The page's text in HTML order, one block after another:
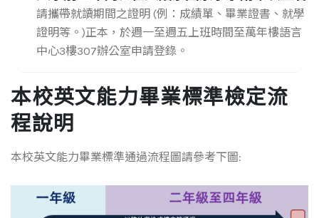
請攜帶就讀期間之證明 (例：成績單、畢業證書、就學
證明等。)正本，於週一至週五上班時間至萬年樓語言
中心3樓307辦公室申請登錄。
本校英文能力畢業標準檢定流
程說明
本校英文能力畢業標準通過流程圖請參考下圖: